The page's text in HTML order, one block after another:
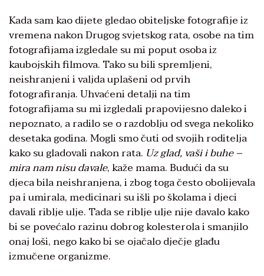
Kada sam kao dijete gledao obiteljske fotografije iz
vremena nakon Drugog svjetskog rata, osobe na tim
fotografijama izgledale su mi poput osoba iz
kaubojskih filmova. Tako su bili spremljeni,
neishranjeni i valjda uplašeni od prvih
fotografiranja. Uhvaćeni detalji na tim
fotografijama su mi izgledali prapovijesno daleko i
nepoznato, a radilo se o razdoblju od svega nekoliko
desetaka godina. Mogli smo čuti od svojih roditelja
kako su gladovali nakon rata. Uz glad, vaši i buhe –
mira nam nisu davale, kaže mama. Budući da su
djeca bila neishranjena, i zbog toga često obolijevala
pa i umirala, medicinari su išli po školama i djeci
davali riblje ulje. Tada se riblje ulje nije davalo kako
bi se povećalo razinu dobrog kolesterola i smanjilo
onaj loši, nego kako bi se ojačalo dječje glađu
izmučene organizme.